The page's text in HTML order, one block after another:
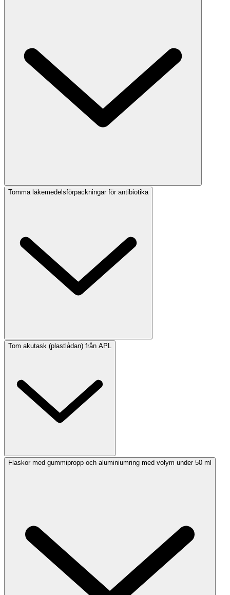
Tomma läkemedelsförpackningar för antibiotika
Tom akutask (plastlådan) från APL
Flaskor med gummipropp och aluminiumring med volym under 50 ml